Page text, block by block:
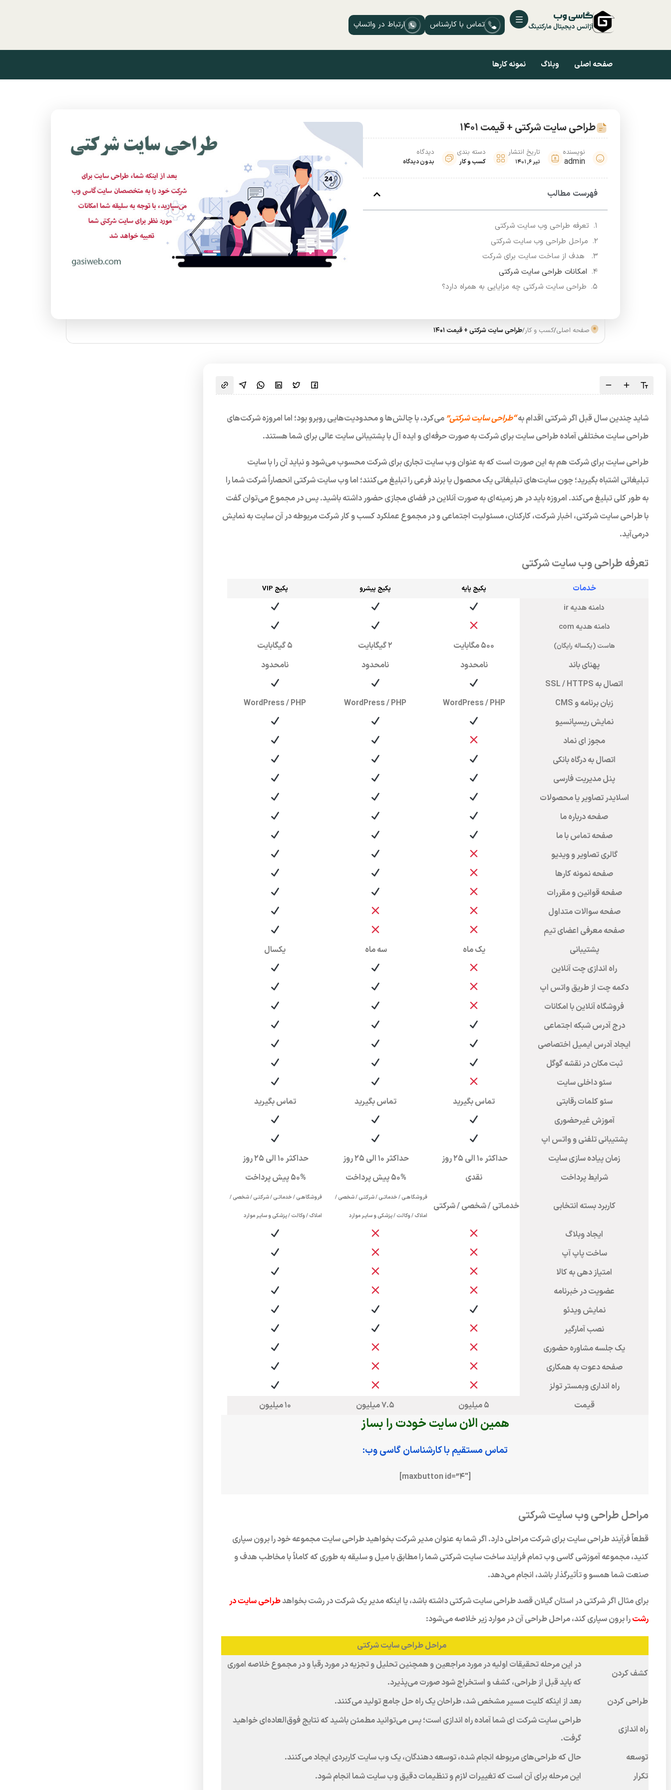
گاسی وب
آژانس دیجیتال مارکتینگ تماس با کارشناس ارتباط در واتساپ
صفحه اصلی وبلاگ نمونه کارها
طراحی سایت شرکتی + قیمت 1401
نویسنده
admin
تاریخ انتشار
تیر 6, 1401
دسته بندی
کسب و کار
دیدگاه
بدون دیدگاه
فهرست مطالب
تعرفه طراحی وب سایت شرکتی
مراحل طراحی وب سایت شرکتی
هدف از ساخت سایت برای شرکت
امکانات طراحی سایت شرکتی
طراحی سایت شرکتی چه مزایایی به همراه دارد؟
صفحه اصلی/کسب و کار/طراحی سایت شرکتی + قیمت 1401
شاید چندین سال قبل اگر شرکتی اقدام به“طراحی سایت شرکتی” می‌کرد، با چالش‌ها و محدودیت‌هایی روبرو بود؛ اما امروزه شرکت‌های
طراحی سایت مختلفی آماده طراحی سایت برای شرکت به صورت حرفه‌ای و ایده آل با پشتیبانی سایت عالی برای شما هستند.
طراحی سایت برای شرکت هم به این صورت است که به عنوان وب سایت تجاری برای شرکت محسوب می‌شود و نباید آن را با سایت
تبلیغاتی اشتباه بگیرید؛ چون سایت‌های تبلیغاتی یک محصول یا برند فرعی را تبلیغ می‌کنند؛ اما وب سایت شرکتی انحصاراً شرکت شما را
به طور کلی تبلیغ می‌کند. امروزه باید در هر زمینه‌ای به صورت آنلاین در فضای مجازی حضور داشته باشید. پس در مجموع می‌توان گفت
با طراحی سایت شرکتی، اخبار شرکت، کارکنان، مسئولیت اجتماعی و در مجموع عملکرد کسب و کار شرکت مربوطه در آن سایت به نمایش
درمی‌آید.
تعرفه طراحی وب سایت شرکتی
خدمات پکیج پایه پکیج پیشرو پکیج VIP
دامنه هدیه ir
دامنه هدیه com
هاست (یکساله رایگان) ۵۰۰ مگابایت 2 گیگابایت
5 گیگابایت
پهنای باند
نامحدود نامحدود
نامحدود
اتصال به SSL / HTTPS
زبان برنامه و CMS
WordPress / PHP
WordPress / PHP
WordPress / PHP
نمایش ریسپانسیو
مجوز ای نماد
اتصال به درگاه بانکی
پنل مدیریت فارسی
اسلایدر تصاویر یا محصولات
صفحه درباره ما
صفحه تماس با ما
گالری تصاویر و ویدیو
صفحه نمونه کارها
صفحه قوانین و مقررات
صفحه سوالات متداول
صفحه معرفی اعضای تیم
پشتیبانی
یک ماه سه ماه
یکسال
راه اندازی چت آنلاین
دکمه چت از طریق واتس اپ
فروشگاه آنلاین با امکانات
درج آدرس شبکه اجتماعی
ایجاد آدرس ایمیل اختصاصی
ثبت مکان در نقشه گوگل
سئو داخلی سایت
سئو کلمات رقابتی
تماس بگیرید تماس بگیرید
تماس بگیرید
آموزش غیرحضوری
پشتیبانی تلفنی و واتس اپ
زمان پیاده سازی سایت
حداکثر 10 الی 25 روز حداکثر 10 الی 25 روز
حداکثر 10 الی 25 روز
شرایط پرداخت
نقدی 50% پیش پرداخت 50% پیش پرداخت
کاربرد بسته انتخابی خدمـاتی / شخصی / شرکتی
فروشگاهـی / خدماتـی / شرکتـی / شخصی /
املاک / وکالت / پزشکی و سایـر موارد
فروشگاهـی / خدماتـی / شرکتـی / شخصی /
املاک / وکالت / پزشکی و سایـر موارد
ایجاد وبلاگ
ساخت پاپ آپ
امتیاز دهی به کالا
عضویت در خبرنامه
نمایش ویدئو
نصب آمارگیر
یک جلسه مشاوره حضوری
صفحه دعوت به همکاری
راه انداری وبمستر تولز
قیمت
5 میلیون 7.5 میلیون 10 میلیون
همین الان سایت خودت را بساز
تماس مستقیم با کارشناسان گاسی وب:
[maxbutton id=”4″]
مراحل طراحی وب سایت شرکتی
قطعاً فرآیند طراحی سایت برای شرکت مراحلی دارد. اگر شما به عنوان مدیر شرکت بخواهید طراحی سایت مجموعه خود را برون سپاری
کنید، مجموعه آموزشی گاسی وب تمام فرایند ساخت سایت شرکتی شما را مطابق با میل و سلیقه به طوری که کاملاً با مخاطب هدف و
صنعت شما همسو و تأثیرگذار باشد، انجام می‌دهد.
برای مثال اگر شرکتی در استان گیلان قصد طراحی سایت شرکتی داشته باشد، یا اینکه مدیر یک شرکت در رشت بخواهدطراحی سایت در
رشترا برون سپاری کند، مراحل طراحی آن در موارد زیر خلاصه می‌شود:
مراحل طراحی سایت شرکتی
کشف کردن
در این مرحله تحقیقات اولیه در مورد مراجعین و همچنین تحلیل و تجزیه در مورد رقبا و در مجموع خلاصه اموری
که باید قبل از طراحی، کشف و استخراج شود صورت می‌پذیرد.
طراحی کردن
بعد از اینکه کلیت مسیر مشخص شد، طراحان یک راه حل جامع تولید می‌کنند.
راه اندازی
طراحی سایت شرکت ای شما آماده راه اندازی است؛ پس می‌توانید مطمئن باشید که نتایج فوق‌العاده‌ای خواهید
گرفت.
توسعه
حال که طراحی‌های مربوطه انجام شده، توسعه دهندگان، یک وب سایت کاربردی ایجاد می‌کنند.
تکرار
این مرحله برای آن است که تغییرات لازم و تنظیمات دقیق وب سایت شما انجام شود.